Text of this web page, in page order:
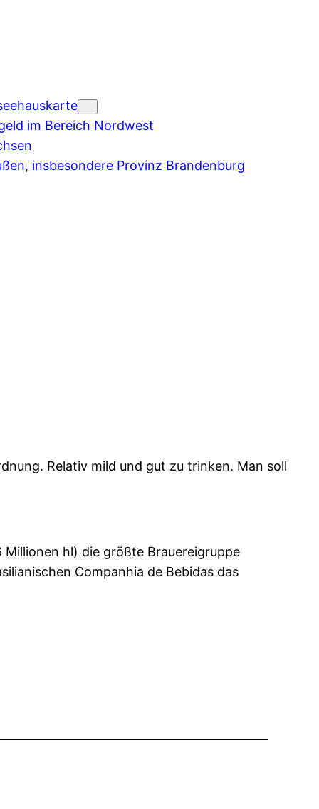
im Bereich Nordwest
insbesondere Provinz Brandenburg
Relativ mild und gut zu trinken. Man soll
Millionen hl) die größte Brauereigruppe
Companhia de Bebidas das